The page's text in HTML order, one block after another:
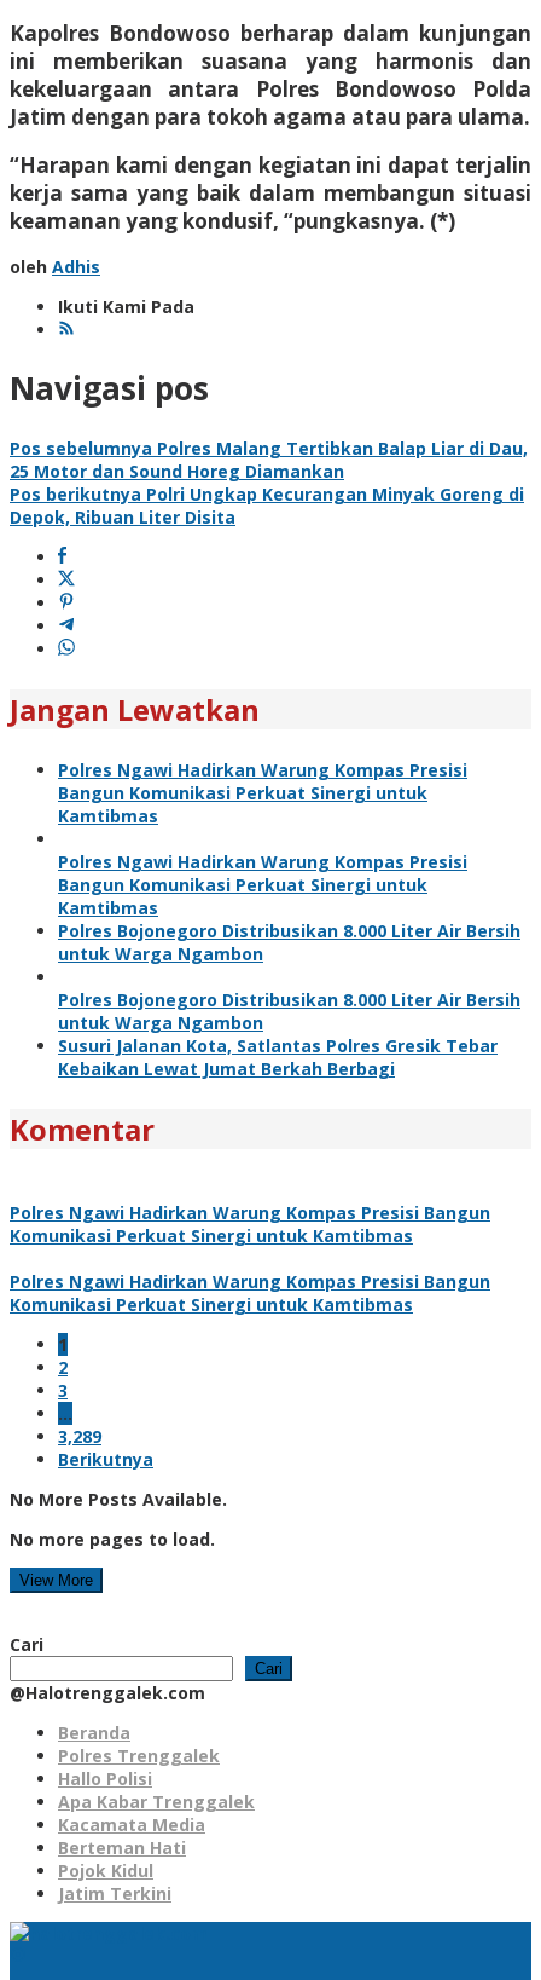
Kapolres Bondowoso berharap dalam kunjungan
ini memberikan suasana yang harmonis dan
kekeluargaan antara Polres Bondowoso Polda
Jatim dengan para tokoh agama atau para ulama.
“Harapan kami dengan kegiatan ini dapat terjalin
kerja sama yang baik dalam membangun situasi
keamanan yang kondusif, “pungkasnya. (*)
oleh Adhis
Ikuti Kami Pada
Navigasi pos
Pos sebelumnya Polres Malang Tertibkan Balap Liar di Dau,
25 Motor dan Sound Horeg Diamankan
Pos berikutnya Polri Ungkap Kecurangan Minyak Goreng di
Depok, Ribuan Liter Disita
Jangan Lewatkan
Polres Ngawi Hadirkan Warung Kompas Presisi
Bangun Komunikasi Perkuat Sinergi untuk
Kamtibmas
Polres Ngawi Hadirkan Warung Kompas Presisi
Bangun Komunikasi Perkuat Sinergi untuk
Kamtibmas
Polres Bojonegoro Distribusikan 8.000 Liter Air Bersih
untuk Warga Ngambon
Polres Bojonegoro Distribusikan 8.000 Liter Air Bersih
untuk Warga Ngambon
Susuri Jalanan Kota, Satlantas Polres Gresik Tebar
Kebaikan Lewat Jumat Berkah Berbagi
Komentar
Polres Ngawi Hadirkan Warung Kompas Presisi Bangun
Komunikasi Perkuat Sinergi untuk Kamtibmas
Polres Ngawi Hadirkan Warung Kompas Presisi Bangun
Komunikasi Perkuat Sinergi untuk Kamtibmas
1
2
3
…
3,289
Berikutnya
No More Posts Available.
No more pages to load.
View More
Cari
Cari
@Halotrenggalek.com
Beranda
Polres Trenggalek
Hallo Polisi
Apa Kabar Trenggalek
Kacamata Media
Berteman Hati
Pojok Kidul
Jatim Terkini